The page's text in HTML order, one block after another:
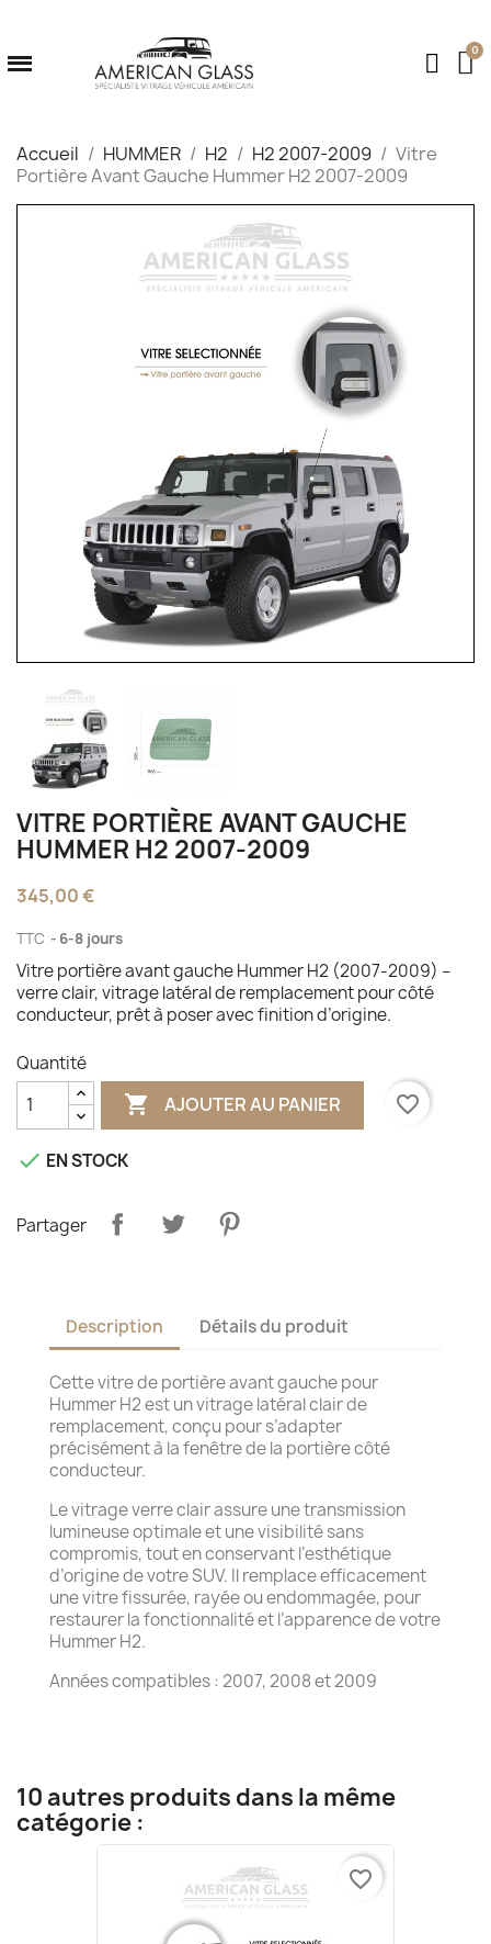
Accueil HUMMER H2 H2 2007-2009
Vitre
Portière Avant Gauche Hummer H2 2007-2009
VITRE PORTIÈRE AVANT GAUCHE
HUMMER H2 2007-2009
345,00 €
TTC 6-8 jours
Vitre portière avant gauche Hummer H2 (2007-2009) –
verre clair, vitrage latéral de remplacement pour côté
conducteur, prêt à poser avec finition d’origine.
Quantité
 AJOUTER AU PANIER favorite_border
 EN STOCK
Partager
Description Détails du produit
Cette vitre de portière avant gauche pour
Hummer H2 est un vitrage latéral clair de
remplacement, conçu pour s’adapter
précisément à la fenêtre de la portière côté
conducteur.
Le vitrage verre clair assure une transmission
lumineuse optimale et une visibilité sans
compromis, tout en conservant l’esthétique
d’origine de votre SUV. Il remplace efficacement
une vitre fissurée, rayée ou endommagée, pour
restaurer la fonctionnalité et l’apparence de votre
Hummer H2.
Années compatibles : 2007, 2008 et 2009
10 autres produits dans la même
catégorie :
favorite_border